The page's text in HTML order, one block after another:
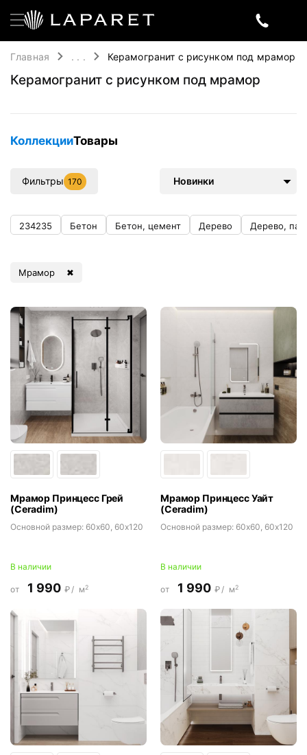
Главная . . . Керамогранит с рисунком под мрамор
Керамогранит с рисунком под мрамор
234235 Бетон Бетон, цемент Дерево Дерево,
Мрамор ✖
Фильтры 170
КоллекцииТовары
Новинки
Мрамор Принцесс Грей
(Ceradim)
Основной размер: 60x60, 60x120
В наличии
от 1 990 ₽/ м2
Мрамор Принцесс Уайт
(Ceradim)
Основной размер: 60x60, 60x120
В наличии
от 1 990 ₽/ м2